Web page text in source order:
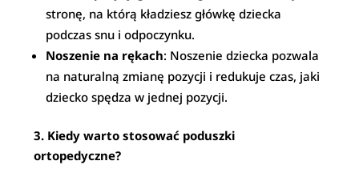
stronę, na którą kładziesz główkę dziecka
podczas snu i odpoczynku.
Noszenie na rękach: Noszenie dziecka pozwala
na naturalną zmianę pozycji i redukuje czas, jaki
dziecko spędza w jednej pozycji.
3. Kiedy warto stosować poduszki
ortopedyczne?